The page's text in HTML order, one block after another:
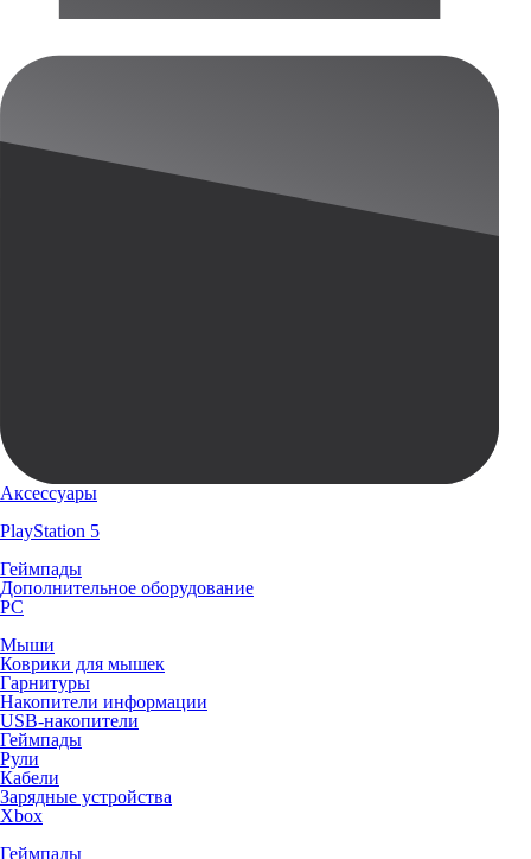
Аксессуары
PlayStation 5
Геймпады
Дополнительное оборудование
PC
Мыши
Коврики для мышек
Гарнитуры
Накопители информации
USB-накопители
Геймпады
Рули
Кабели
Зарядные устройства
Xbox
Геймпады